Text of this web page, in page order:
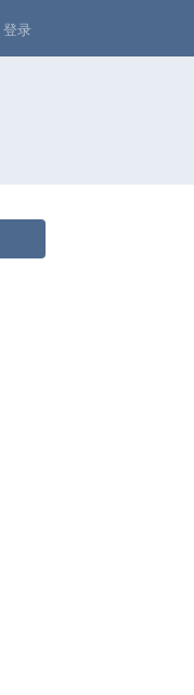
登录